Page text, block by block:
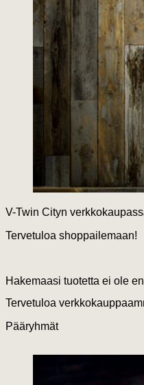
V-Twin Cityn
Tervetuloa shoppailemaan!
Hakemaasi tuotetta ei ole
Tervetuloa
Pääryhmät